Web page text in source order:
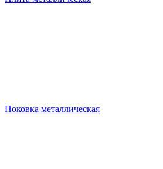
Поковка металлическая